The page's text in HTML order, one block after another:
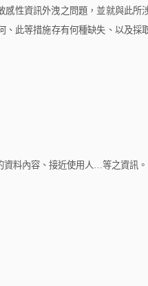
感性資訊外洩之問題，並就與此所
、此等措施存有何種缺失、以及採
資料內容、接近使用人…等之資訊。